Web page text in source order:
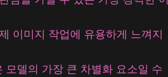
이미지 작업에 유용하게 느껴지
모델의 가장 큰 차별화 요소일 수